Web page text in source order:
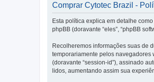
Comprar Cytotec Brazil -
Esta política explica em detalhe
phpBB (doravante “eles”, “phpBB
Recolheremos informações suas de
temporariamente pelos navegadores
(doravante “session-id”), assinado
lidos, aumentando assim sua